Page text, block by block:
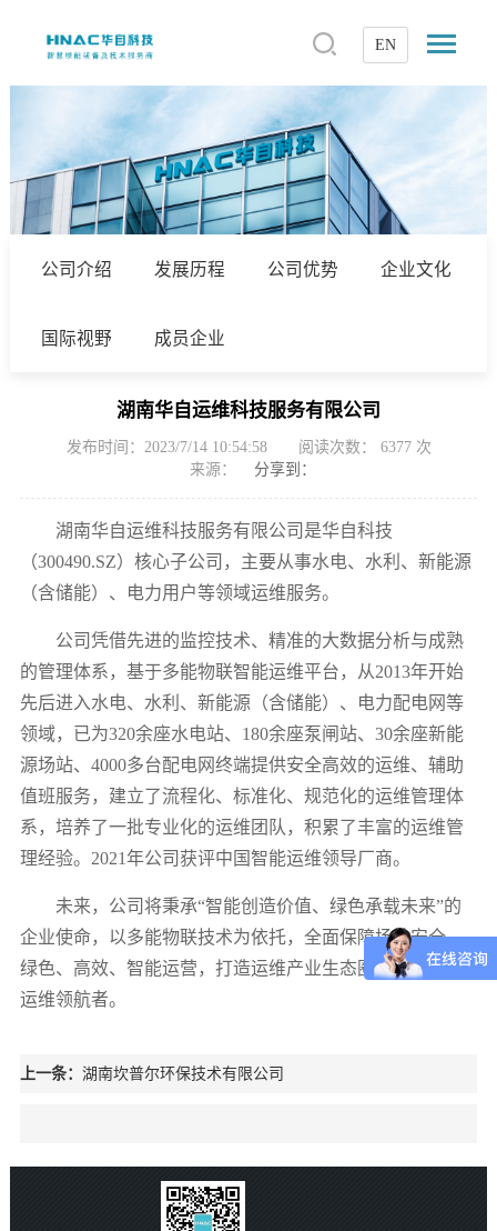
EN
公司介绍 发展历程 公司优势 企业文化
国际视野 成员企业
湖南华自运维科技服务有限公司
发布时间：2023/7/14 10:54:58 阅读次数： 6377次
来源：
分享到：
湖南华自运维科技服务有限公司是华自科技
（300490.SZ）核心子公司，主要从事水电、水利、新能源
（含储能）、电力用户等领域运维服务。
公司凭借先进的监控技术、精准的大数据分析与成熟
的管理体系，基于多能物联智能运维平台，从2013年开始
先后进入水电、水利、新能源（含储能）、电力配电网等
领域，已为320余座水电站、180余座泵闸站、30余座新能
源场站、4000多台配电网终端提供安全高效的运维、辅助
值班服务，建立了流程化、标准化、规范化的运维管理体
系，培养了一批专业化的运维团队，积累了丰富的运维管
理经验。2021年公司获评中国智能运维领导厂商。
未来，公司将秉承“智能创造价值、绿色承载未来”的
企业使命，以多能物联技术为依托，全面保障场站安全、
绿色、高效、智能运营，打造运维产业生态圈，成为智能
运维领航者。
上一条： 湖南坎普尔环保技术有限公司